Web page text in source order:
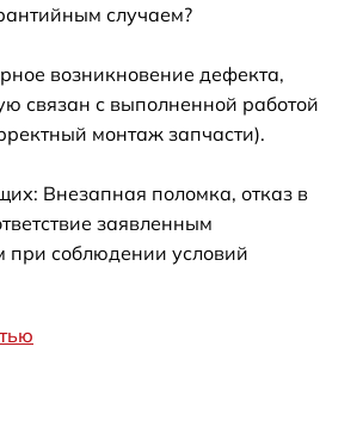
случаем?
возникновение дефекта,
связан с выполненной работой
монтаж запчасти).
Внезапная поломка, отказ в
заявленным
при соблюдении условий